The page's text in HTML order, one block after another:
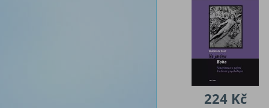
224 Kč